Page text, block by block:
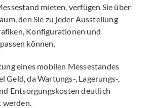
mieten, verfügen Sie über
den Sie zu jeder Ausstellung
Konfigurationen und
können.
eines mobilen Messestandes
Geld, da Wartungs-, Lagerungs-,
Entsorgungskosten deutlich
werden.